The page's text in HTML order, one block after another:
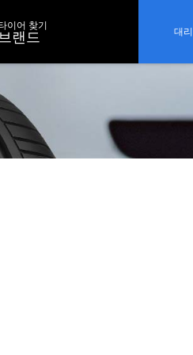
이어 찾기
랜드 대